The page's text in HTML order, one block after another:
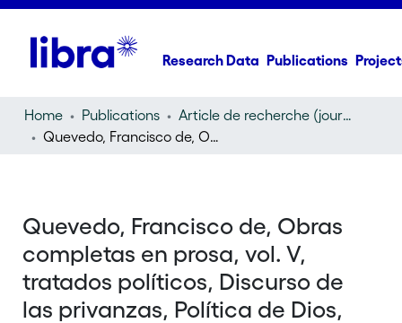
Research Data Publications
Home Publications
Article de recherche (journal article)
Quevedo, Francisco de, Obras completas en prosa, vol. V, tratados políticos, Discurso de las privanzas, Política de Dios, Marco Bruto, dir. de Alfonso Rey, Madrid, Castalia, 2012. [Reseña]
Quevedo, Francisco de, Obras
completas en prosa, vol. V,
tratados políticos, Discurso de
las privanzas, Política de Dios,